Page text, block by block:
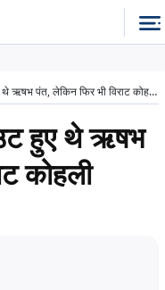
फिर भी विराट कोहली तारीफ करते आए नजर
हुए थे ऋषभ
कोहली